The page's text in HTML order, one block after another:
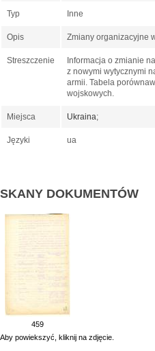
Typ Inne
Opis Zmiany organizacyjne
Streszczenie
Informacja o zmianie
z nowymi wytycznymi
armii. Tabela
wojskowych.
Miejsca Ukraina;
Języki ua
SKANY DOKUMENTÓW
459
Aby powiekszyć, kliknij na zdjęcie.